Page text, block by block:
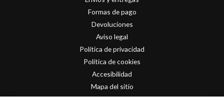
Formas de pago
Devoluciones
Aviso legal
Política de privacidad
Política de cookies
Accesibilidad
Mapa del sitio